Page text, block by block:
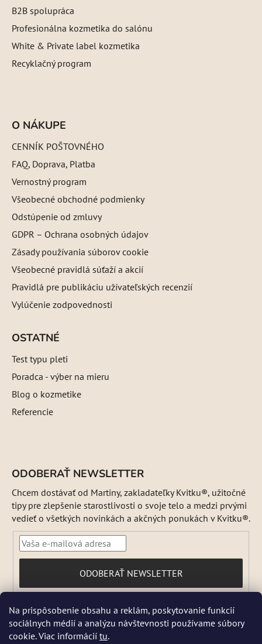
Na prispôsobenie obsahu a reklám, poskytovanie funkcií
sociálnych médií a analýzu návštevnosti používame súbory
cookie. Viac informácií tu.
DŇA 5 a 6 AUGUSTA NEBUDEME ODOSIELAŤ ŽIADNE ZÁSIELKY. ☀️
Letná prevádzka: Počas horúcich dní chránime kvalitu našich výrobkov,
B2B spolupráca
Profesionálna kozmetika do salónu
White & Private label kozmetika
Recyklačný program
O NÁKUPE
CENNÍK POŠTOVNÉHO
FAQ, Doprava, Platba
Vernostný program
Všeobecné obchodné podmienky
Odstúpenie od zmluvy
GDPR – Ochrana osobných údajov
Zásady používania súborov cookie
Všeobecné pravidlá súťaží a akcií
Pravidlá pre publikáciu užívateľských recenzií
Vylúčenie zodpovednosti
OSTATNÉ
Test typu pleti
Poradca - výber na mieru
Blog o kozmetike
Referencie
ODOBERAŤ NEWSLETTER
Chcem dostávať od Martiny, zakladateľky Kvitku®, užitočné
tipy pre zlepšenie starostlivosti o svoje telo a medzi prvými
vedieť o všetkých novinkách a akčných ponukách v Kvitku®.
PRIHLÁSIŤ
SA
ODOBERAŤ NEWSLETTER
podmienkami ochrany osobných údajov